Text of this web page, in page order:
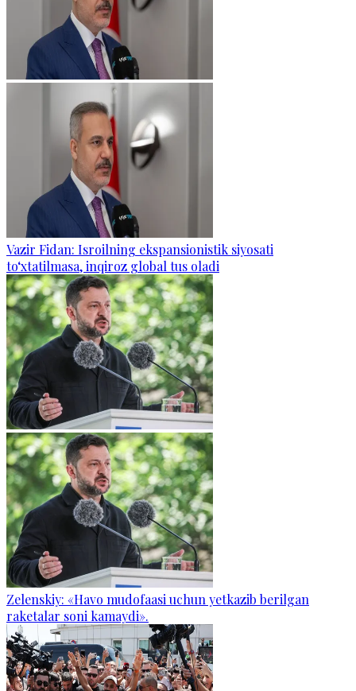
Vazir Fidan: Isroilning ekspansionistik siyosati
to‘xtatilmasa, inqiroz global tus oladi
Zelenskiy: «Havo mudofaasi uchun yetkazib berilgan
raketalar soni kamaydi».